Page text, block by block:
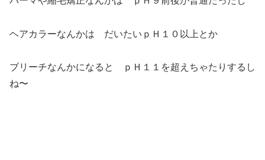
ヘアカラーなんかは だいたいｐＨ１０以上とか
ブリーチなんかになると ｐＨ１１を超えちゃたりするし
ね〜